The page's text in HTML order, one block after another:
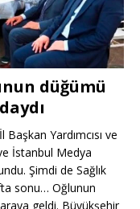
düğümü
Yardımcısı ve
İstanbul Medya
Şimdi de Sağlık
sonu… Oğlunun
geldi. Büyükşehir